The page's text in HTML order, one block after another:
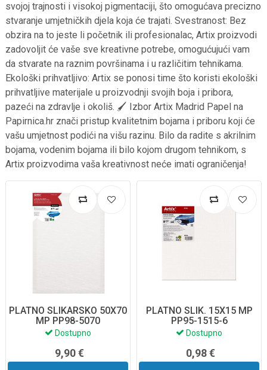
svojoj trajnosti i visokoj pigmentaciji, što omogućava precizno
stvaranje umjetničkih djela koja će trajati. Svestranost: Bez
obzira na to jeste li početnik ili profesionalac, Artix proizvodi
zadovoljit će vaše sve kreativne potrebe, omogućujući vam
da stvarate na raznim površinama i u različitim tehnikama.
Ekološki prihvatljivo: Artix se ponosi time što koristi ekološki
prihvatljive materijale u proizvodnji svojih boja i pribora,
pazeći na zdravlje i okoliš. 🖌️ Izbor Artix Madrid Papel na
Papirnica.hr znači pristup kvalitetnim bojama i priboru koji će
vašu umjetnost podići na višu razinu. Bilo da radite s akrilnim
bojama, vodenim bojama ili bilo kojom drugom tehnikom, s
Artix proizvodima vaša kreativnost neće imati ograničenja!
PLATNO SLIKARSKO 50X70
MP PP98-5070
Dostupno
9,90 €
PLATNO SLIK. 15X15 MP
PP95-1515-6
Dostupno
0,98 €